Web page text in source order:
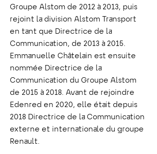
Groupe Alstom de 2012 à 2013, puis
rejoint la division Alstom Transport
en tant que Directrice de la
Communication, de 2013 à 2015.
Emmanuelle Châtelain est ensuite
nommée Directrice de la
Communication du Groupe Alstom
de 2015 à 2018. Avant de rejoindre
Edenred en 2020, elle était depuis
2018 Directrice de la Communication
externe et internationale du groupe
Renault.